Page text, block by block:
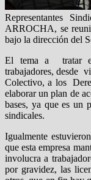
Representantes
ARROCHA, se
bajo la dirección del
El tema a tratar
trabajadores, desde
Colectivo, a los
elaborar un plan de
bases, ya que es un
sindicales.
Igualmente
que esta empresa
involucra a
por gravidez, las